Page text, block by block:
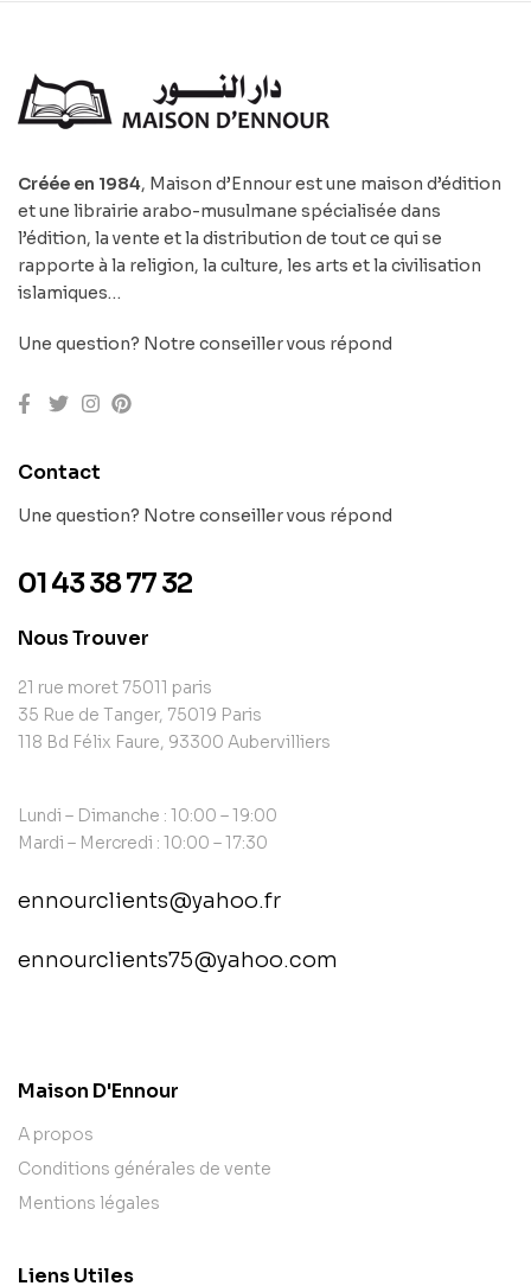
Créée en 1984, Maison d’Ennour est une maison d’édition
et une librairie arabo-musulmane spécialisée dans
l’édition, la vente et la distribution de tout ce qui se
rapporte à la religion, la culture, les arts et la civilisation
islamiques…
Une question? Notre conseiller vous répond
Contact
Une question? Notre conseiller vous répond
01 43 38 77 32
Nous Trouver
21 rue moret 75011 paris
35 Rue de Tanger, 75019 Paris
118 Bd Félix Faure, 93300 Aubervilliers
Lundi – Dimanche : 10:00 – 19:00
Mardi – Mercredi : 10:00 – 17:30
ennourclients@yahoo.fr
ennourclients75@yahoo.com
Maison D'Ennour
A propos
Conditions générales de vente
Mentions légales
Liens Utiles